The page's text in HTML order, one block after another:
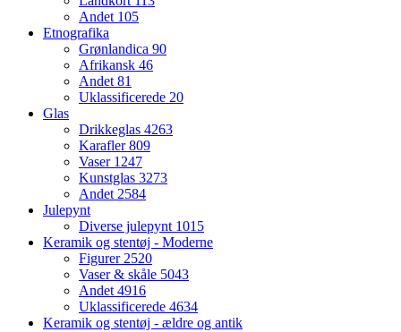
Andet 105
Etnografika
Grønlandica 90
Afrikansk 46
Andet81
Uklassificerede 20
Glas
Drikkeglas 4263
Karafler809
Vaser 1247
Kunstglas 3273
Andet2584
Julepynt
Diverse julepynt 1015
Keramik og stentøj - Moderne
Figurer2520
Vaser & skåle 5043
Andet4916
Uklassificerede 4634
Keramik og stentøj - ældre og antik